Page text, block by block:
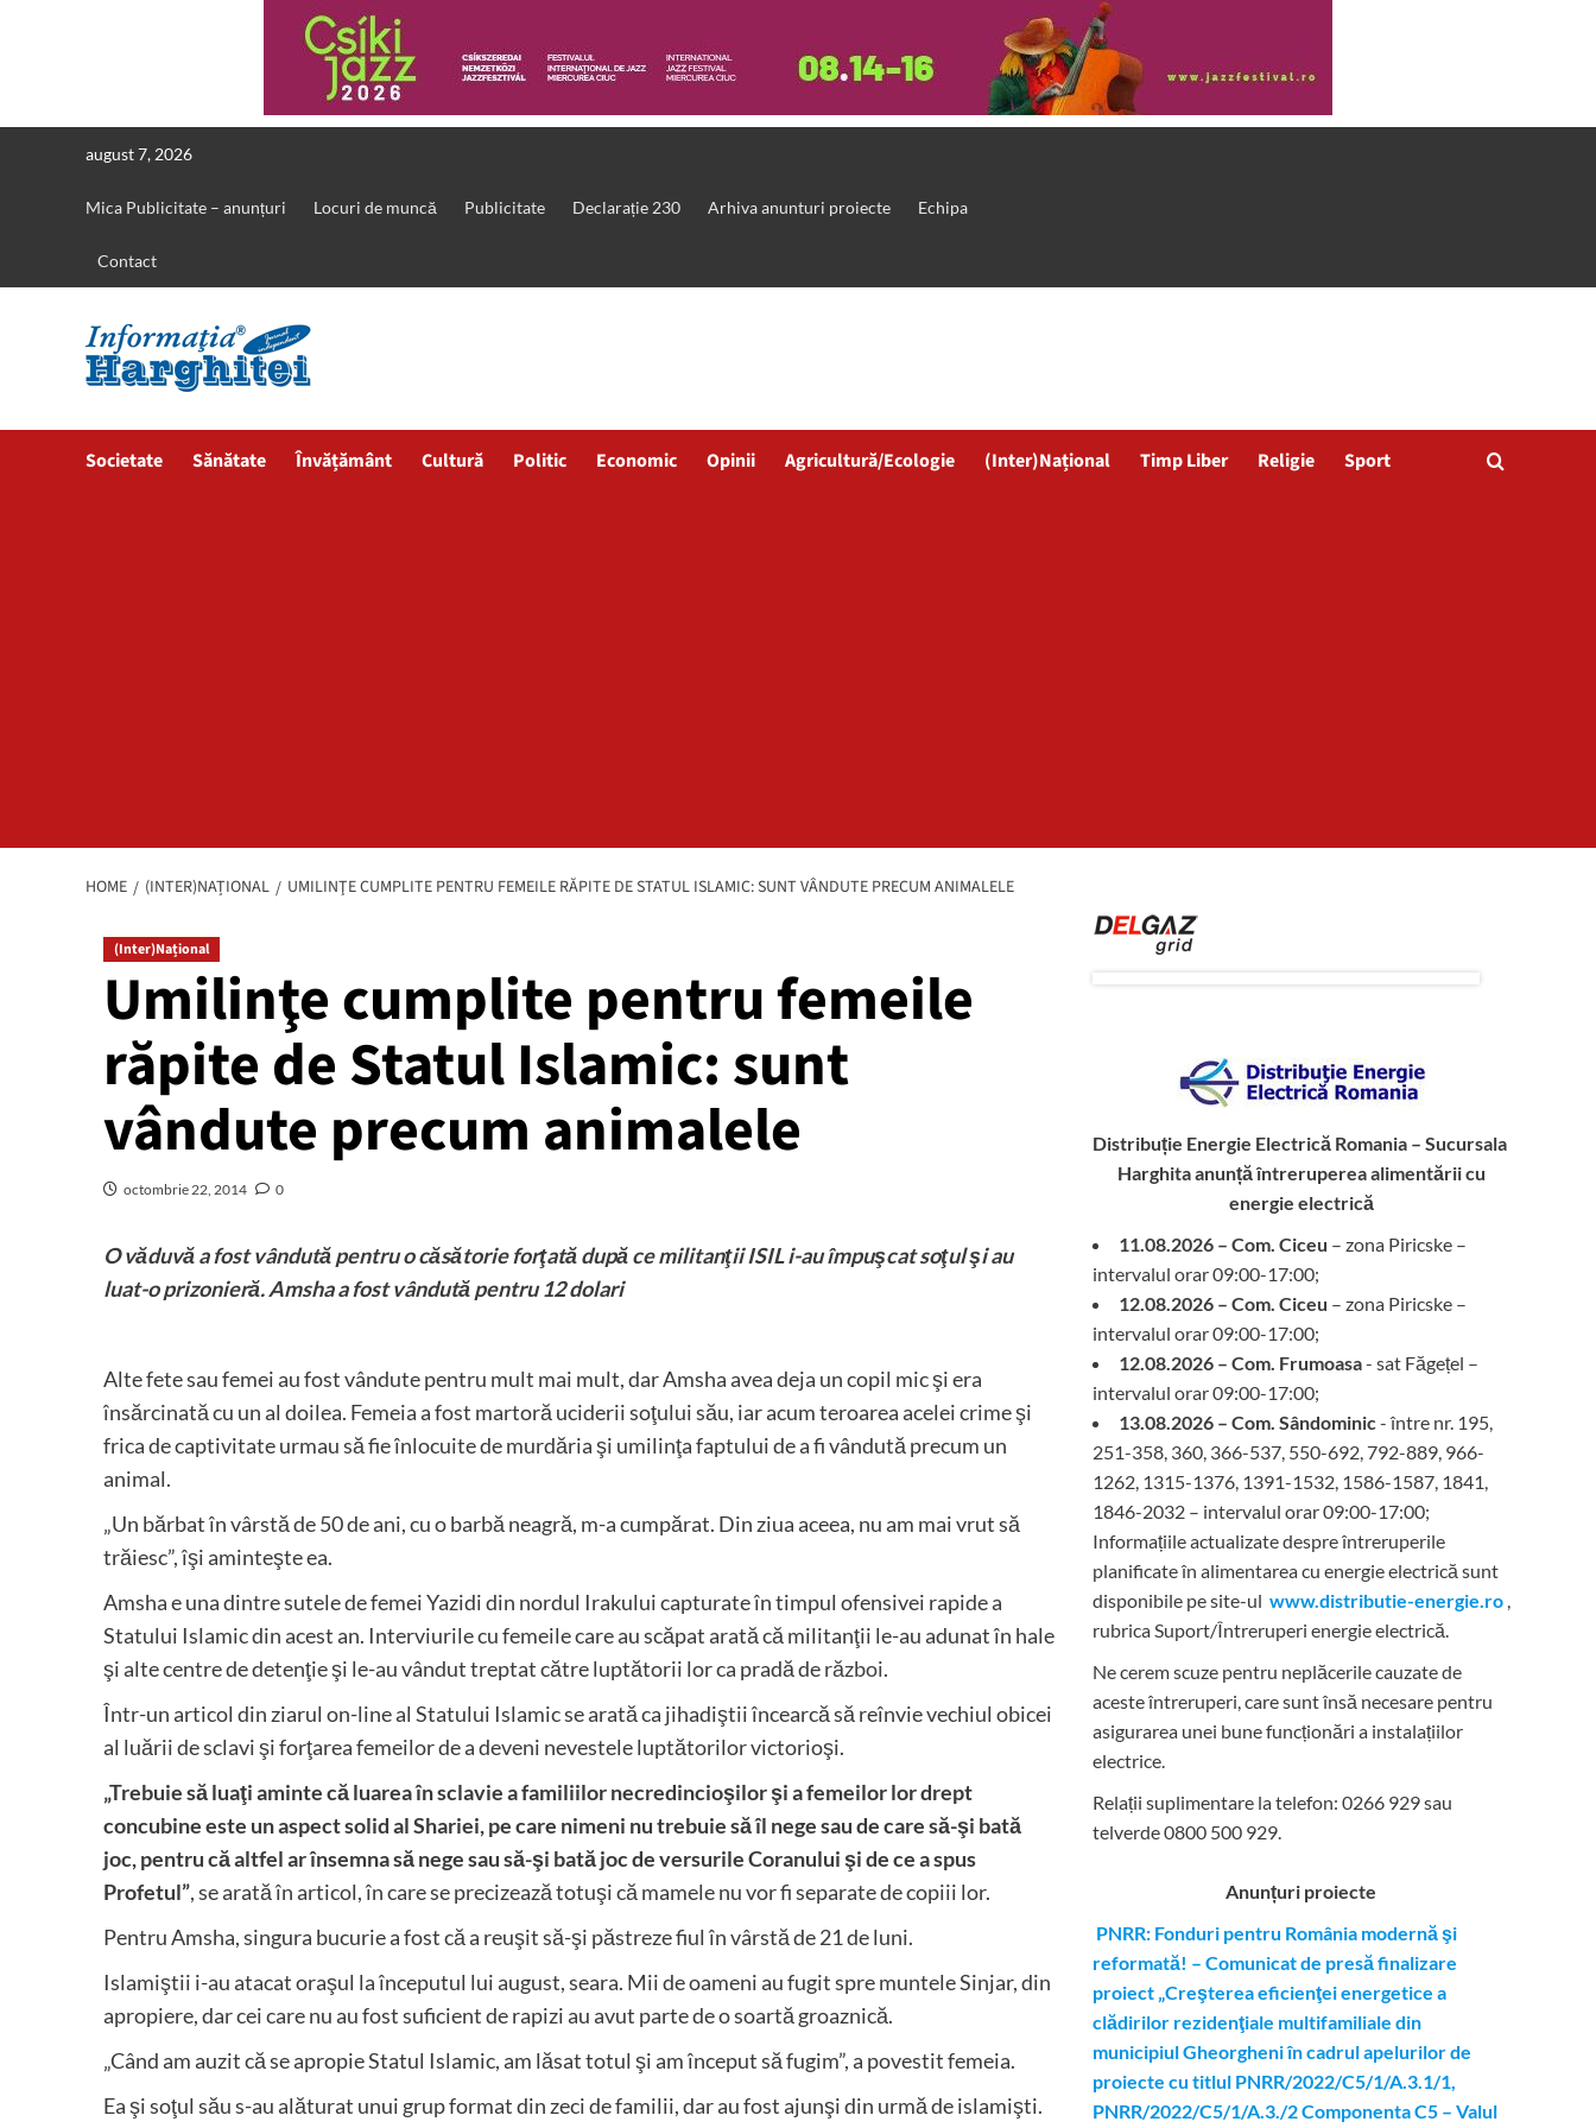
august 7, 2026
Mica Publicitate – anunțuri Locuri de muncă Publicitate Declarație 230 Arhiva anunturi proiecte Echipa
Contact
Societate Sănătate Învățământ Cultură Politic Economic Opinii Agricultură/Ecologie (Inter)Național Timp Liber Religie Sport
HOME (INTER)NAȚIONAL UMILINŢE CUMPLITE PENTRU FEMEILE RĂPITE DE STATUL ISLAMIC: SUNT VÂNDUTE PRECUM ANIMALELE
(Inter)Național
Umilinţe cumplite pentru femeile
răpite de Statul Islamic: sunt
vândute precum animalele
octombrie 22, 2014 0
O văduvă a fost vândută pentru o căsătorie forţată după ce militanţii ISIL i-au împuşcat soţul şi au
luat-o prizonieră. Amsha a fost vândută pentru 12 dolari
Alte fete sau femei au fost vândute pentru mult mai mult, dar Amsha avea deja un copil mic şi era
însărcinată cu un al doilea. Femeia a fost martoră uciderii soţului său, iar acum teroarea acelei crime şi
frica de captivitate urmau să fie înlocuite de murdăria şi umilinţa faptului de a fi vândută precum un
animal.
„Un bărbat în vârstă de 50 de ani, cu o barbă neagră, m-a cumpărat. Din ziua aceea, nu am mai vrut să
trăiesc”, îşi aminteşte ea.
Amsha e una dintre sutele de femei Yazidi din nordul Irakului capturate în timpul ofensivei rapide a
Statului Islamic din acest an. Interviurile cu femeile care au scăpat arată că militanţii le-au adunat în hale
şi alte centre de detenţie şi le-au vândut treptat către luptătorii lor ca pradă derăzboi.
Într-un articol din ziarul on-line al Statului Islamic se arată ca jihadiştii încearcă să reînvie vechiul obicei
al luării de sclavi şi forţarea femeilor de a deveni nevestele luptătorilor victorioşi.
„Trebuie să luaţi aminte că luarea în sclavie a familiilor necredincioşilor şi a femeilor lor drept
concubine este un aspect solid al Shariei, pe care nimeni nu trebuie să îl nege sau de care să-şi bată
joc, pentru că altfel ar însemna să nege sau să-şi bată joc de versurile Coranului şi de ce a spus
Profetul”, se arată în articol, în care se precizează totuşi că mamele nu vor fi separate de copiii lor.
Pentru Amsha, singura bucurie a fost că a reuşit să-şi păstreze fiul în vârstă de 21 de luni.
Islamiştii i-au atacat oraşul la începutul lui august, seara. Mii de oameni au fugit spre muntele Sinjar, din
apropiere, dar cei care nu au fost suficient de rapizi au avut parte de o soartă groaznică.
„Când am auzit că se apropie Statul Islamic, am lăsat totul şi am început să fugim”, a povestit femeia.
Ea şi soţul său s-au alăturat unui grup format din zeci de familii, dar au fost ajunşi din urmă de islamişti.
Distribuție Energie Electrică Romania – Sucursala
Harghitaanunță întreruperea alimentării cu
energie electrică
11.08.2026 – Com. Ciceu – zona Piricske –
intervalul orar 09:00-17:00;
12.08.2026 – Com. Ciceu – zona Piricske –
intervalul orar 09:00-17:00;
12.08.2026 – Com. Frumoasa- sat Făgețel –
intervalul orar 09:00-17:00;
13.08.2026 – Com. Sândominic- între nr. 195,
251-358, 360, 366-537, 550-692, 792-889, 966-
1262, 1315-1376, 1391-1532, 1586-1587, 1841,
1846-2032 – intervalul orar 09:00-17:00;
Informațiile actualizate despre întreruperile
planificate în alimentarea cu energie electrică sunt
disponibile pe site-ul www.distributie-energie.ro ,
rubrica Suport/Întreruperi energie electrică.
Ne cerem scuze pentru neplăcerile cauzate de
aceste întreruperi, care sunt însă necesare pentru
asigurarea unei bune funcționări a instalațiilor
electrice.
Relații suplimentare la telefon: 0266 929 sau
telverde 0800 500 929.
Anunțuri proiecte
PNRR: Fonduri pentru România modernă şi
reformată! – Comunicat de presă finalizare
proiect „Creşterea eficienţei energetice a
clădirilor rezidenţiale multifamiliale din
municipiul Gheorgheni în cadrul apelurilor de
proiecte cu titlul PNRR/2022/C5/1/A.3.1/1,
PNRR/2022/C5/1/A.3./2 Componenta C5 – Valul